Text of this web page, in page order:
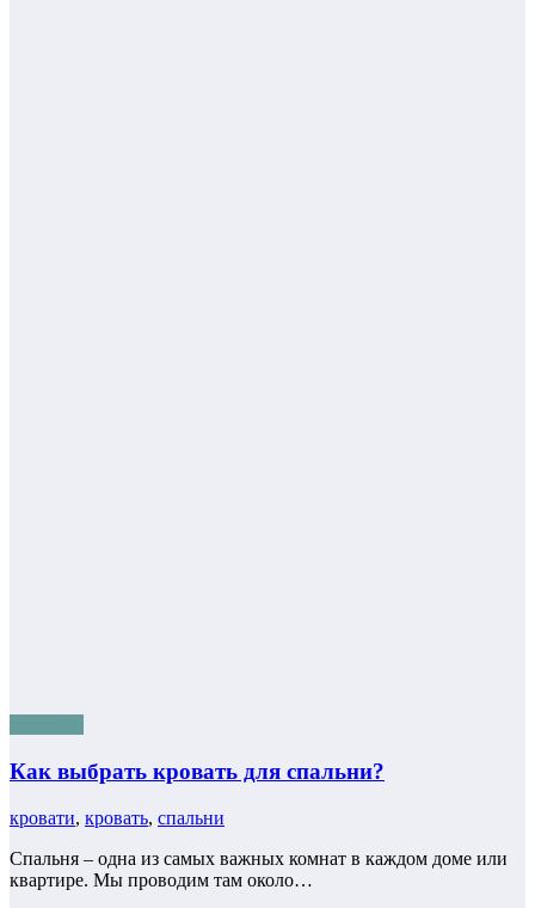
Как выбрать кровать для спальни?
кровати, кровать, спальни
Спальня – одна из самых важных комнат в каждом доме или
квартире. Мы проводим там около…